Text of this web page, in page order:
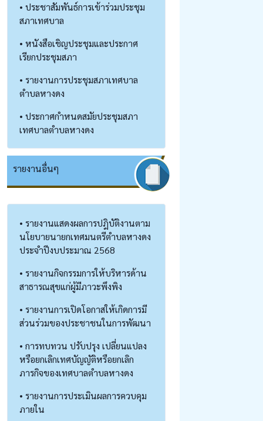
• ประชาสัมพันธ์การเข้าร่วมประชุม
สภาเทศบาล
• หนังสือเชิญประชุมและประกาศ
เรียกประชุมสภา
• รายงานการประชุมสภาเทศบาล
ตำบลหางดง
• ประกาศกำหนดสมัยประชุมสภา
เทศบาลตำบลหางดง
รายงานอื่นๆ
• รายงานแสดงผลการปฎิบัติงานตาม
นโยบายนายกเทศมนตรีตำบลหางดง
ประจำปีงบประมาณ 2568
• รายงานกิจกรรมการให้บริหารด้าน
สาธารณสุขแก่ผู้มีภาวะพึงพิง
• รายงานการเปิดโอกาสให้เกิดการมี
ส่วนร่วมของประชาชนในการพัฒนา
• การทบทวน ปรับปรุง เปลี่ยนแปลง
หรือยกเลิกเทศบัญญัติหรือยกเลิก
ภารกิจของเทศบาลตำบลหางดง
• รายงานการประเมินผลการควบคุม
ภายใน